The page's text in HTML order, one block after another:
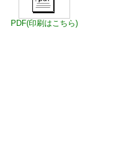
PDF(印刷はこちら)